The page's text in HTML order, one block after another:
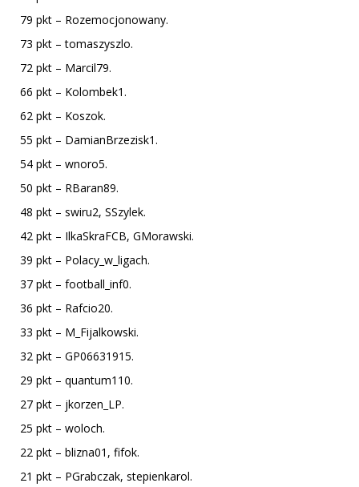
79 pkt – Rozemocjonowany.
73 pkt – tomaszyszlo.
72 pkt – Marcil79.
66 pkt – Kolombek1.
62 pkt – Koszok.
55 pkt – DamianBrzezisk1.
54 pkt – wnoro5.
50 pkt – RBaran89.
48 pkt – swiru2, SSzylek.
42 pkt – IlkaSkraFCB, GMorawski.
39 pkt – Polacy_w_ligach.
37 pkt – football_inf0.
36 pkt – Rafcio20.
33 pkt – M_Fijalkowski.
32 pkt – GP06631915.
29 pkt – quantum110.
27 pkt – jkorzen_LP.
25 pkt – woloch.
22 pkt – blizna01, fifok.
21 pkt – PGrabczak, stepienkarol.